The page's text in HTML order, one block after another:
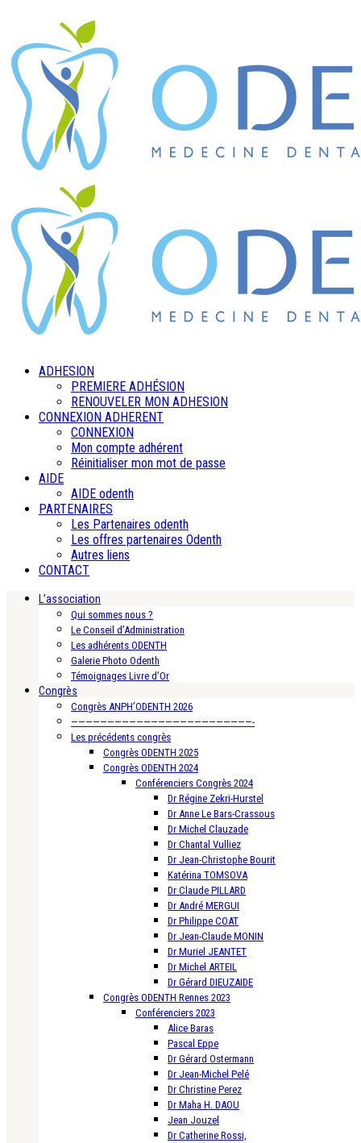
ADHESION
PREMIERE ADHÉSION
RENOUVELER MON ADHESION
CONNEXION ADHERENT
CONNEXION
Mon compte adhérent
Réinitialiser mon mot de passe
AIDE
AIDE odenth
PARTENAIRES
Les Partenaires odenth
Les offres partenaires Odenth
Autres liens
CONTACT
L’association
Qui sommes nous ?
Le Conseil d’Administration
Les adhérents ODENTH
Galerie Photo Odenth
Témoignages Livre d’Or
Congrès
Congrès ANPH’ODENTH 2026
—————————————————————————-
Les précédents congrès
Congrès ODENTH 2025
Congrès ODENTH 2024
Conférenciers Congrès 2024
Dr Régine Zekri-Hurstel
Dr Anne Le Bars-Crassous
Dr Michel Clauzade
Dr Chantal Vulliez
Dr Jean-Christophe Bourit
Katérina TOMSOVA
Dr Claude PILLARD
Dr André MERGUI
Dr Philippe COAT
Dr Jean-Claude MONIN
Dr Muriel JEANTET
Dr Michel ARTEIL
Dr Gérard DIEUZAIDE
Congrès ODENTH Rennes 2023
Conférenciers 2023
Alice Baras
Pascal Eppe
Dr Gérard Ostermann
Dr Jean-Michel Pelé
Dr Christine Perez
Dr Maha H. DAOU
Jean Jouzel
Dr Catherine Rossi,